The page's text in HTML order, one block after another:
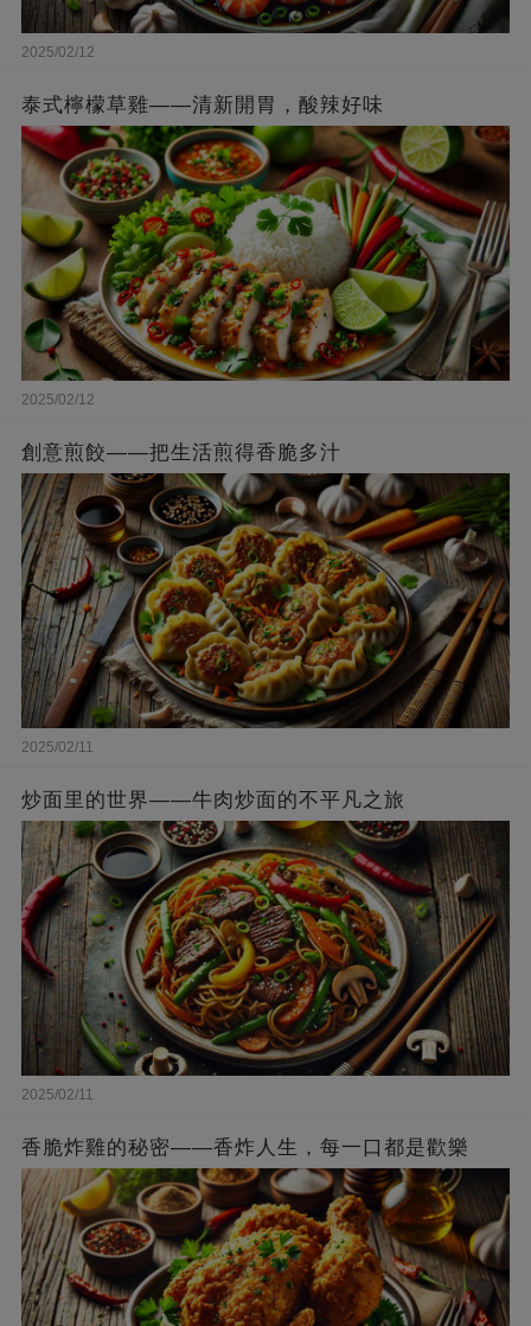
2025/02/12
泰式檸檬草雞——清新開胃，酸辣好味
2025/02/12
創意煎餃——把生活煎得香脆多汁
2025/02/11
炒面里的世界——牛肉炒面的不平凡之旅
2025/02/11
香脆炸雞的秘密——香炸人生，每一口都是歡樂